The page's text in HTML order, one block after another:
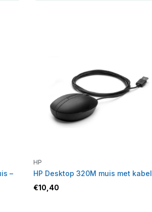
–
HP
HP Desktop 320M muis met kabel
€10,40